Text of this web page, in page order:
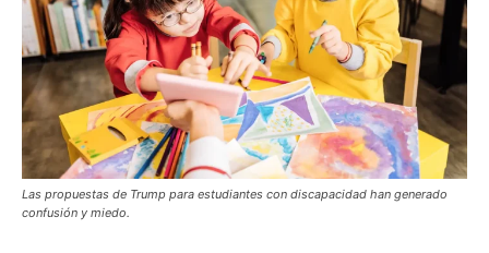
Las propuestas de Trump para estudiantes con discapacidad han generado
confusión y miedo.